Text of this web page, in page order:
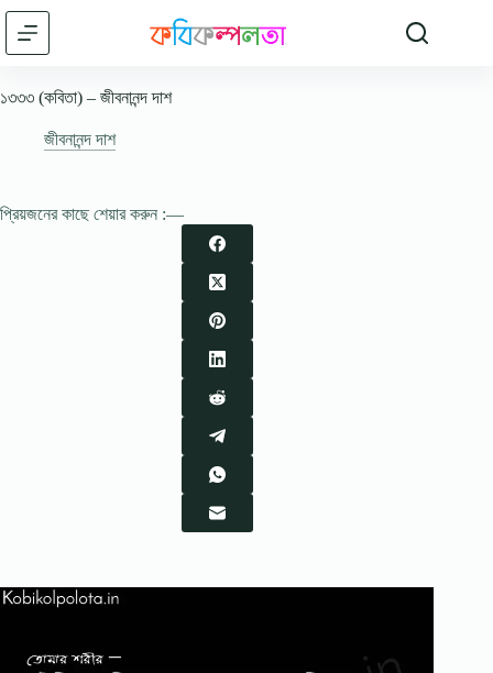
Skip
content
১৩৩৩ (কবিতা) – জীবনানন্দ দাশ
জীবনানন্দ দাশ
প্রিয়জনের কাছে শেয়ার করুন :—